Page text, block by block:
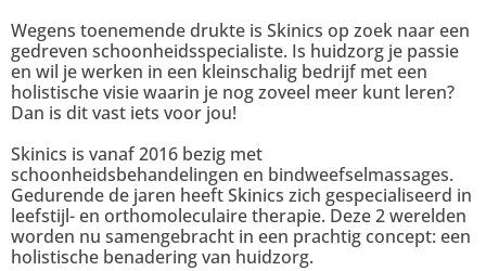
Wegens toenemende drukte is Skinics op zoek naar een
gedreven schoonheidsspecialiste. Is huidzorg je passie
en wil je werken in een kleinschalig bedrijf met een
holistische visie waarin je nog zoveel meer kunt leren?
Dan is dit vast iets voor jou!
Skinics is vanaf 2016 bezig met
schoonheidsbehandelingen en bindweefselmassages.
Gedurende de jaren heeft Skinics zich gespecialiseerd in
leefstijl- en orthomoleculaire therapie. Deze 2 werelden
worden nu samengebracht in een prachtig concept: een
holistische benadering van huidzorg.